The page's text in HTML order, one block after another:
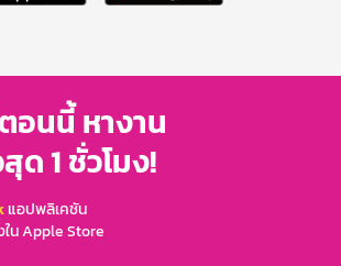
อนนี้ หางาน
ด 1 ชั่วโมง!
แอปพลิเคชัน
ใน Apple Store